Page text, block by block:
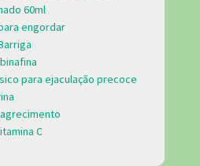
60ml
engordar
para ejaculação precoce
C